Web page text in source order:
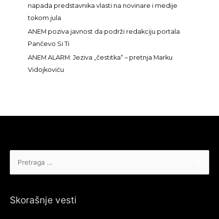
napada predstavnika vlasti na novinare i medije
tokom jula
ANEM poziva javnost da podrži redakciju portala
Pančevo Si Ti
ANEM ALARM: Jeziva „čestitka“ – pretnja Marku
Vidojkoviću
Skorašnje vesti